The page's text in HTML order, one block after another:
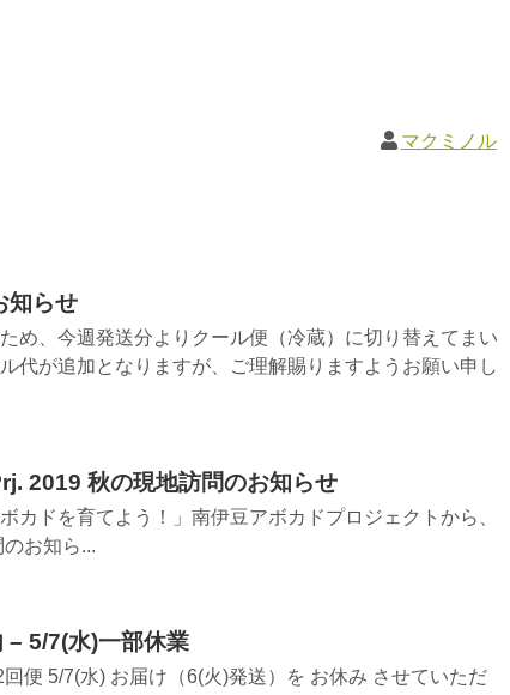
マクミノル
知らせ
め、今週発送分よりクール便（冷蔵）に切り替えてまい
代が追加となりますが、ご理解賜りますようお願い申し
2019 秋の現地訪問のお知らせ
カドを育てよう！」南伊豆アボカドプロジェクトから、
お知ら...
– 5/7(水)一部休業
便 5/7(水) お届け（6(火)発送）を お休み させていただ